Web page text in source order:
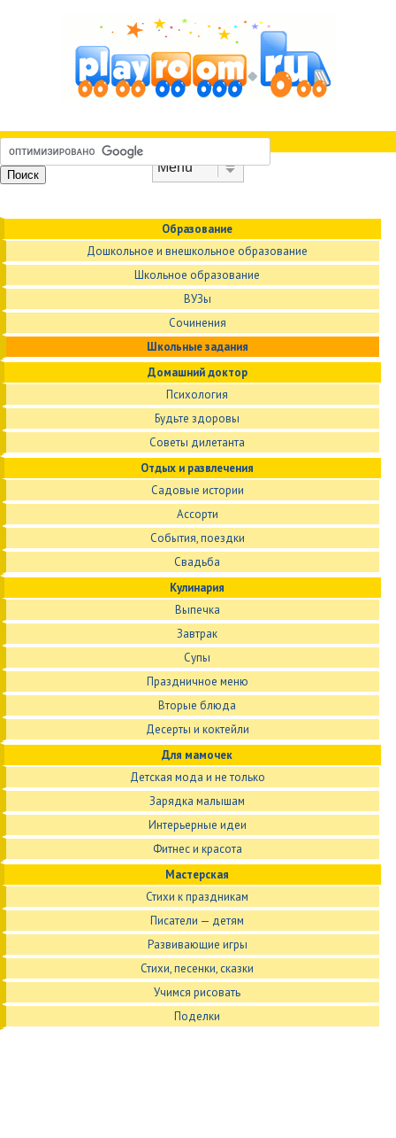
Образование
Дошкольное и внешкольное образование
Школьное образование
ВУЗы
Сочинения
Школьные задания
Домашний доктор
Психология
Будьте здоровы
Советы дилетанта
Отдых и развлечения
Садовые истории
Ассорти
События, поездки
Свадьба
Кулинария
Выпечка
Завтрак
Супы
Праздничное меню
Вторые блюда
Десерты и коктейли
Для мамочек
Детская мода и не только
Зарядка малышам
Интерьерные идеи
Фитнес и красота
Мастерская
Стихи к праздникам
Писатели — детям
Развивающие игры
Стихи, песенки, сказки
Учимся рисовать
Поделки